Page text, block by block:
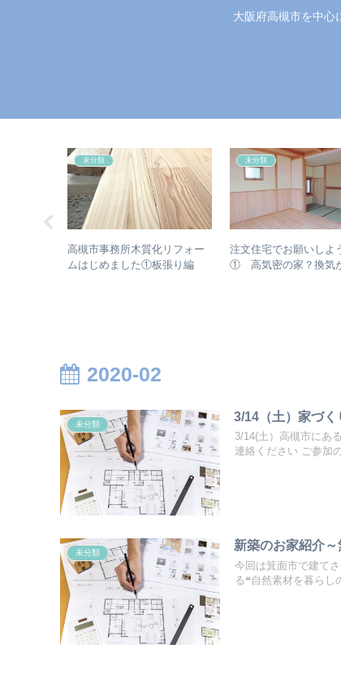
大阪府高槻市を中心
未分類
高槻市事務所木質化リフォー
ムはじめました①板張り編
未分類
注文住宅でお願いしよ
① 高気密の家？換気
2020-02
未分類
3/14（土）家づく
3/14(土）高槻市にあ
連絡ください ご参加
未分類
新築のお家紹介
今回は箕面市で建て
る❝自然素材を暮らし